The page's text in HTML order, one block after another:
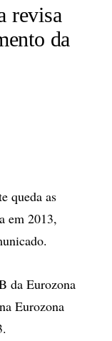
revisa
da
queda as
em 2013,
da Eurozona
Eurozona